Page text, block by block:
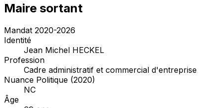
Maire sortant
Mandat 2020-2026
Identité
Jean Michel HECKEL
Profession
Cadre administratif et commercial d'entreprise
Nuance Politique (2020)
NC
Âge